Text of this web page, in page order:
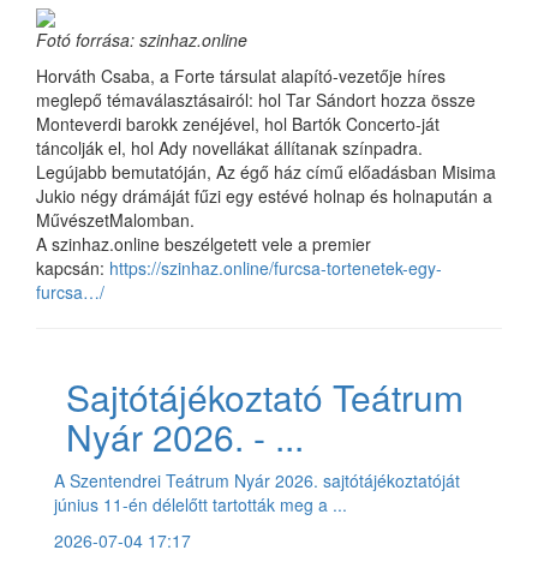
Fotó forrása: szinhaz.online
Horváth Csaba, a Forte társulat alapító-vezetője híres
meglepő témaválasztásairól: hol Tar Sándort hozza össze
Monteverdi barokk zenéjével, hol Bartók Concerto-ját
táncolják el, hol Ady novellákat állítanak színpadra.
Legújabb bemutatóján, Az égő ház című előadásban Misima
Jukio négy drámáját fűzi egy estévé holnap és holnapután a
MűvészetMalomban.
A szinhaz.online beszélgetett vele a premier
kapcsán: https://szinhaz.online/furcsa-tortenetek-egy-
furcsa…/
Sajtótájékoztató Teátrum
Nyár 2026. - ...
A Szentendrei Teátrum Nyár 2026. sajtótájékoztatóját
június 11-én délelőtt tartották meg a ...
2026-07-04 17:17